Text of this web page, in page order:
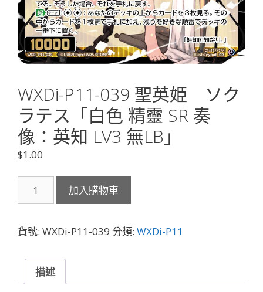
WXDi-P11-039 聖英姫 ソク
ラテス「白色 精靈 SR 奏
像：英知 LV3 無LB」
$1.00
P11-
聖
姫
ク
加入購物車
貨號: WXDi-P11-039 分類: WXDi-P11
描述